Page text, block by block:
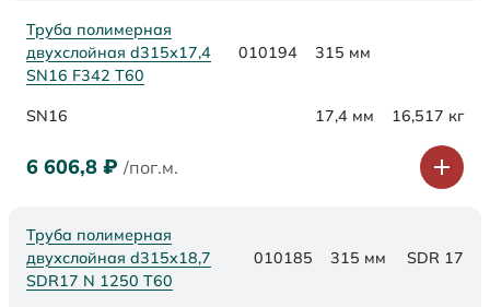
Труба полимерная
двухслойная d315х17,4
SN16 F342 Т60
010194 315 мм
SN16 17,4 мм 16,517 кг
6 606,8 ₽ /пог.м.
Труба полимерная
двухслойная d315x18,7
SDR17 N 1250 Т60
010185 315 мм SDR 17